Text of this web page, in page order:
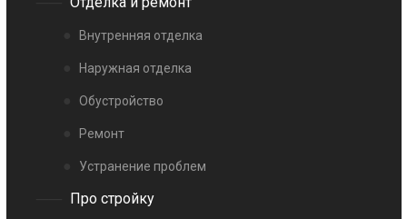
Внутренняя отделка
Наружная отделка
Обустройство
Ремонт
Устранение проблем
Про стройку